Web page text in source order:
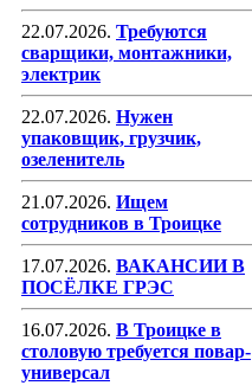
22.07.2026. Требуются
сварщики, монтажники,
электрик
22.07.2026. Нужен
упаковщик, грузчик,
озеленитель
21.07.2026. Ищем
сотрудников в Троицке
17.07.2026. ВАКАНСИИ В
ПОСЁЛКЕ ГРЭС
16.07.2026. В Троицке в
столовую требуется повар-
универсал